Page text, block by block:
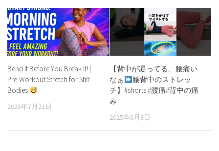
Bend It Before You Break It! |
Pre-Workout Stretch for Stiff
Bodies
2025年7月21日
【背中が凝ってる、腰痛い
なぁ
腰背中のストレッ
チ】#shorts #腰痛#背中の痛
み
2025年6月8日